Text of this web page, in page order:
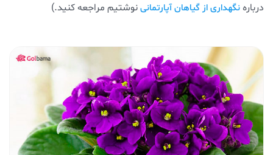
دربارهنگهداری از گیاهان آپارتمانینوشتیم مراجعه کنید.)